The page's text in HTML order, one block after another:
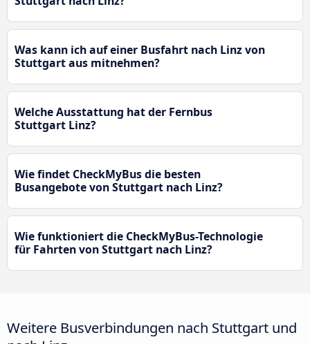
Was kann ich auf einer Busfahrt nach Linz von
Stuttgart aus mitnehmen?
Welche Ausstattung hat der Fernbus
Stuttgart Linz?
Wie findet CheckMyBus die besten
Busangebote von Stuttgart nach Linz?
Wie funktioniert die CheckMyBus-Technologie
für Fahrten von Stuttgart nach Linz?
Weitere Busverbindungen nach Stuttgart und